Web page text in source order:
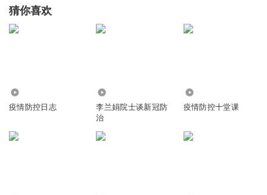
猜你喜欢
疫情防控日志
李兰娟院士谈新冠防
治
疫情防控十堂课